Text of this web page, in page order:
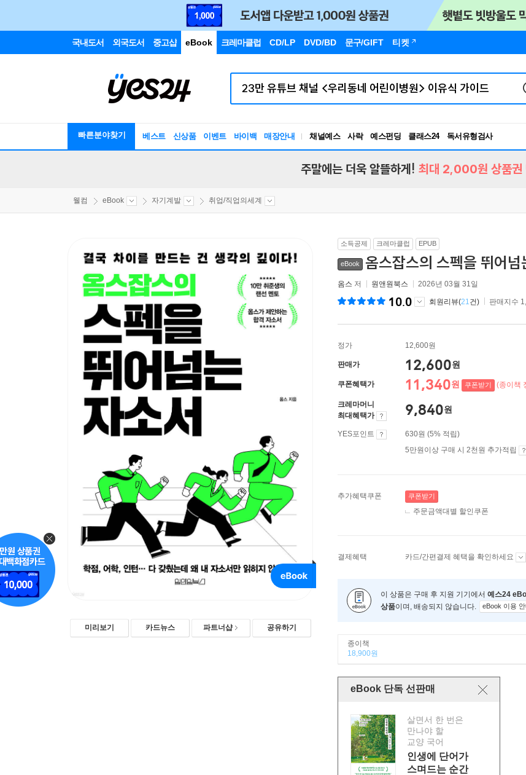
국내도서 외국도서 중고샵 eBook 크레마클럽 CD/LP DVD/BD 문구/GIFT 티켓
빠른분야찾기 베스트 신상품 이벤트 바이백 매장안내 채널예스 사락 예스펀딩 클래스24
RBTI Lab
독서유형검사
주말에는 더욱 알뜰하게! 최대 2,000원 상품권
웰컴 eBook 자기계발 취업/직업의세계
미리보기 카드뉴스 파트너샵 공유하기
소득공제 크레마클럽 EPUB
eBook 옴스잡스의 스펙을 뛰어넘
옴스 저 원앤원북스 2026년 03월 31일
10.0 회원리뷰(21건) 판매지수
정가 12,600원
판매가 12,600원
쿠폰혜택가 11,340원 쿠폰받기 (종이책
크레마머니
최대혜택가
9,840원
YES포인트
630원 (5% 적립)
5만원이상 구매 시 2천원 추가적립
추가혜택쿠폰 쿠폰받기
주문금액대별 할인쿠폰
결제혜택 카드/간편결제 혜택을 확인하세요
이 상품은 구매 후 지원 기기에서 예스24
상품이며, 배송되지 않습니다. eBook 이용 안
종이책
18,900원
eBook 단독 선판매
살면서 한 번은
만나야 할
교양 국어
인생에 단어가
스며드는 순간